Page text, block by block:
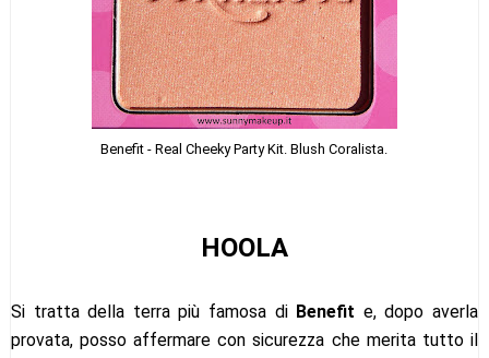
Benefit - Real Cheeky Party Kit. Blush Coralista.
HOOLA
Si tratta della terra più famosa di Benefit e, dopo averla
provata, posso affermare con sicurezza che merita tutto il